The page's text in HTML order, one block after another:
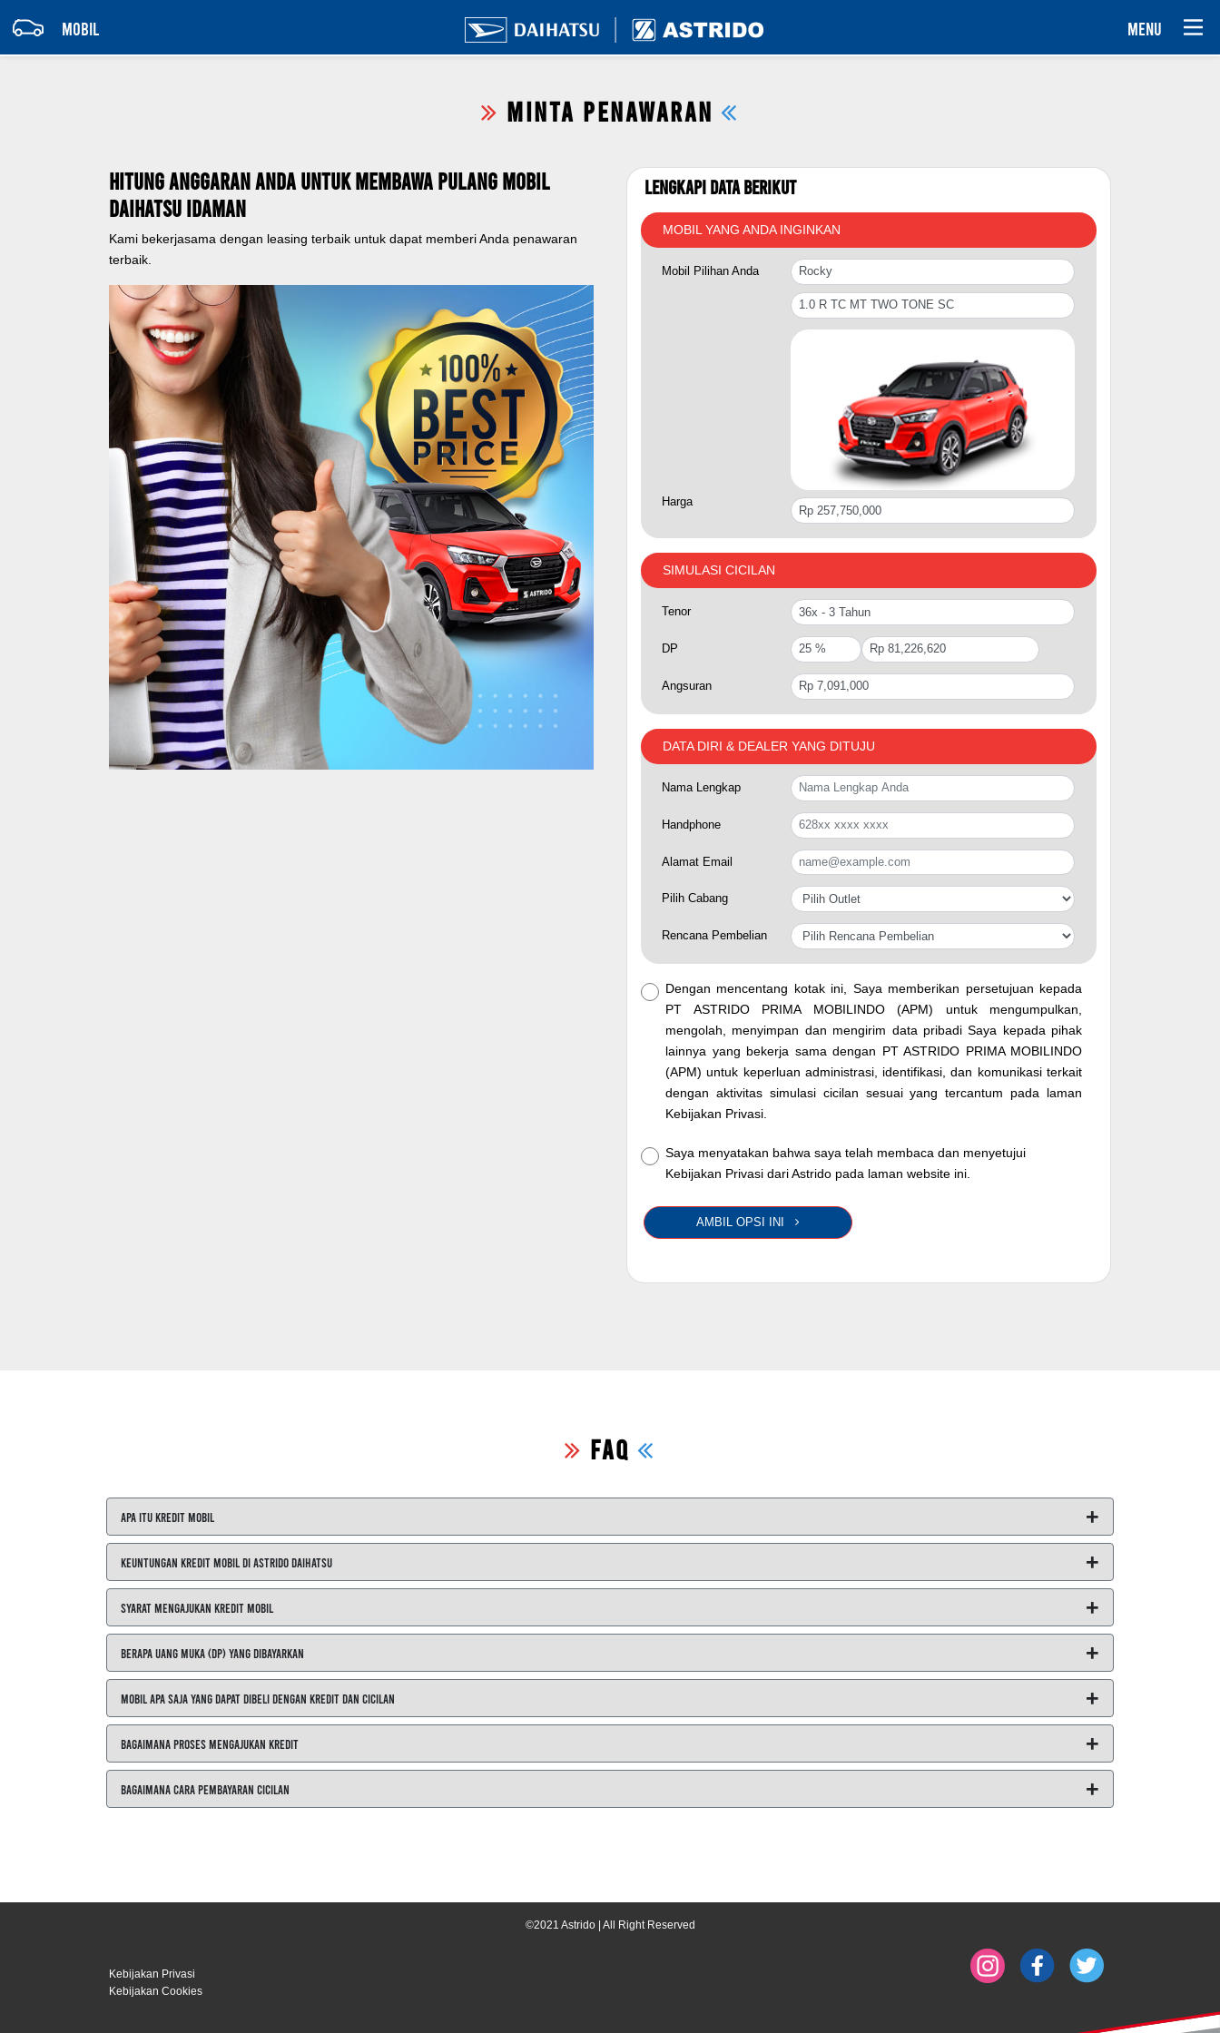
MOBIL MENU
MINTA PENAWARAN
Hitung Anggaran Anda Untuk Membawa Pulang Mobil
Daihatsu Idaman
Kami bekerjasama dengan leasing terbaik untuk dapat memberi Anda penawaran
terbaik.
Lengkapi Data Berikut
MOBIL YANG ANDA INGINKAN
Mobil Pilihan Anda
Harga
SIMULASI CICILAN
Tenor
DP
Angsuran
DATA DIRI & DEALER YANG DITUJU
Nama Lengkap
Handphone
Alamat Email
Pilih Cabang
Rencana Pembelian
Dengan mencentang kotak ini, Saya memberikan persetujuan kepada
PT ASTRIDO PRIMA MOBILINDO (APM) untuk mengumpulkan,
mengolah, menyimpan dan mengirim data pribadi Saya kepada pihak
lainnya yang bekerja sama dengan PT ASTRIDO PRIMA MOBILINDO
(APM) untuk keperluan administrasi, identifikasi, dan komunikasi terkait
dengan aktivitas simulasi cicilan sesuai yang tercantum pada laman
Kebijakan Privasi.
Saya menyatakan bahwa saya telah membaca dan menyetujui
Kebijakan Privasi dari Astrido pada laman website ini.
AMBIL OPSI INI
FAQ
Apa itu Kredit Mobil +
Keuntungan Kredit Mobil di ASTRIDO Daihatsu +
Syarat Mengajukan Kredit Mobil +
Berapa Uang Muka (DP) yang Dibayarkan +
Mobil Apa Saja yang Dapat Dibeli dengan Kredit dan Cicilan +
Bagaimana Proses Mengajukan Kredit +
Bagaimana Cara Pembayaran Cicilan +
©2021 Astrido | All Right Reserved
Kebijakan Privasi
Kebijakan Cookies